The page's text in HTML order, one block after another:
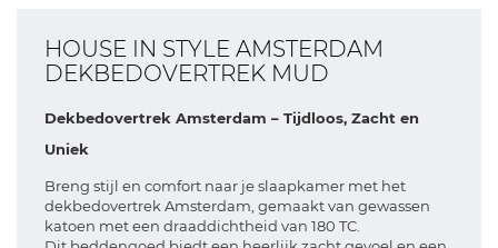
HOUSE IN STYLE AMSTERDAM
DEKBEDOVERTREK MUD
Dekbedovertrek Amsterdam – Tijdloos, Zacht en
Uniek
Breng stijl en comfort naar je slaapkamer met het
dekbedovertrek Amsterdam, gemaakt van gewassen
katoen met een draaddichtheid van 180 TC.